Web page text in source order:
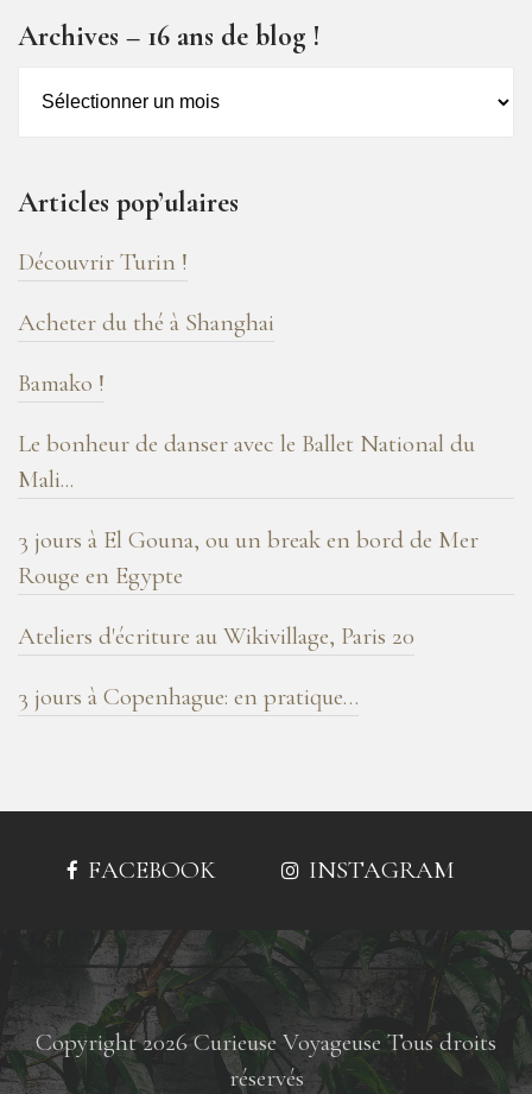
Archives – 16 ans de blog !
de
blog
!
Articles pop’ulaires
Découvrir Turin !
Acheter du thé à Shanghai
Bamako !
Le bonheur de danser avec le Ballet National du
Mali...
3 jours à El Gouna, ou un break en bord de Mer
Rouge en Egypte
Ateliers d'écriture au Wikivillage, Paris 20
3 jours à Copenhague: en pratique…
FACEBOOK INSTAGRAM
Copyright 2026 Curieuse Voyageuse Tous droits
réservés